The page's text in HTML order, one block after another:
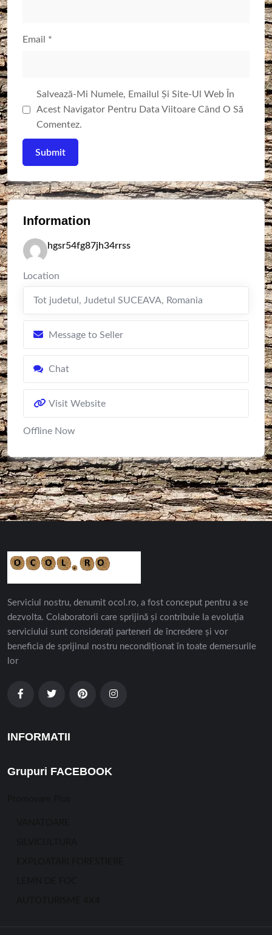
Email *
Salvează-Mi Numele, Emailul Și Site-Ul Web În
Acest Navigator Pentru Data Viitoare Când O Să
Comentez.
Information
hgsr54fg87jh34rrss
Location
Tot judetul , Judetul SUCEAVA, Romania
Message to Seller
Chat
Visit Website
Offline Now
Serviciul nostru, denumit ocol.ro, a fost conceput pentru a se
dezvolta. Colaboratorii care sprijină și contribuie la evoluția
serviciului sunt considerați parteneri de încredere și vor
beneficia de sprijinul nostru necondiționat în toate demersurile
lor
INFORMATII
Grupuri FACEBOOK